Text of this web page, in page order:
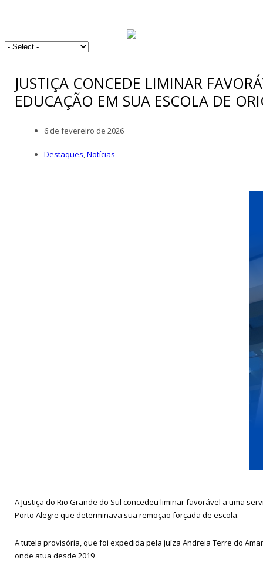
JUSTIÇA CONCEDE LIMINAR
EDUCAÇÃO EM SUA ESCOLA DE
6 de fevereiro de 2026
Destaques,Notícias
A Justiça do Rio Grande do Sul concedeu liminar favorável a uma
Porto Alegre que determinava sua remoção forçada de escola.
A tutela provisória, que foi expedida pela juíza Andreia Terre do
onde atua desde 2019